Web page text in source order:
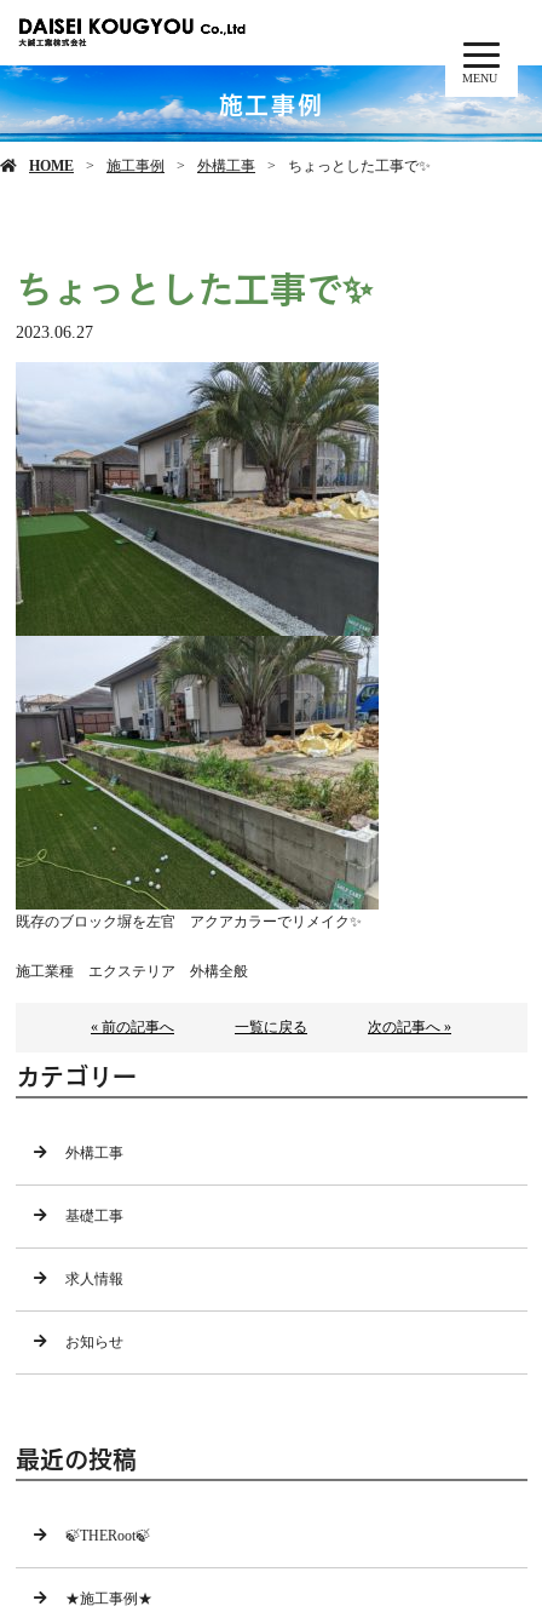
MENU
施工事例
HOME 施工事例 外構工事 ちょっとした工事で✨
ちょっとした工事で✨
2023.06.27
既存のブロック塀を左官 アクアカラーでリメイク✨
施工業種 エクステリア 外構全般
« 前の記事へ 一覧に戻る 次の記事へ »
カテゴリー
外構工事
基礎工事
求人情報
お知らせ
最近の投稿
🍃THERoot🍃
★施工事例★